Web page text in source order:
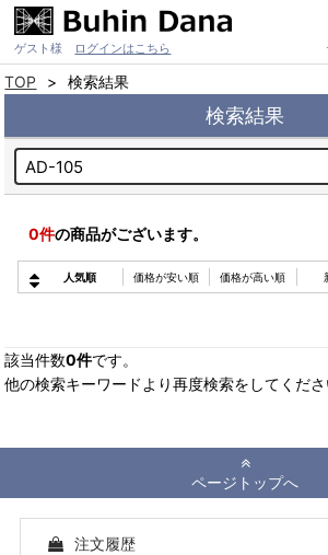
ゲスト様 ログインはこちら
TOP 検索結果
検索結果
0件の商品がございます。
人気順 価格が安い順 価格が高い順
該当件数0件です。
他の検索キーワードより再度検索をしてくださ
ページトップへ
注文履歴